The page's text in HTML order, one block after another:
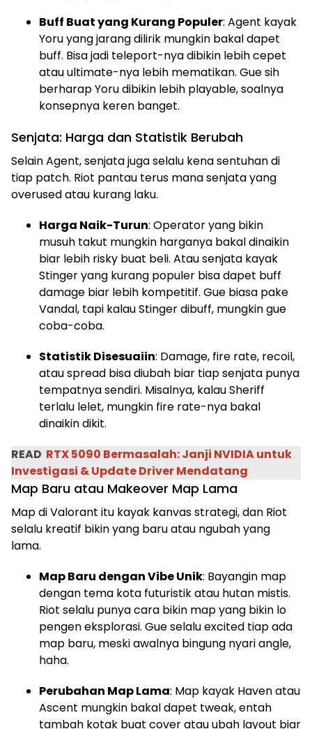
Buff Buat yang Kurang Populer: Agent kayak
Yoru yang jarang dilirik mungkin bakal dapet
buff. Bisa jadi teleport-nya dibikin lebih cepet
atau ultimate-nya lebih mematikan. Gue sih
berharap Yoru dibikin lebih playable, soalnya
konsepnya keren banget.
Senjata: Harga dan Statistik Berubah
Selain Agent, senjata juga selalu kena sentuhan di
tiap patch. Riot pantau terus mana senjata yang
overused atau kurang laku.
Harga Naik-Turun: Operator yang bikin
musuh takut mungkin harganya bakal dinaikin
biar lebih risky buat beli. Atau senjata kayak
Stinger yang kurang populer bisa dapet buff
damage biar lebih kompetitif. Gue biasa pake
Vandal, tapi kalau Stinger dibuff, mungkin gue
coba-coba.
Statistik Disesuaiin: Damage, fire rate, recoil,
atau spread bisa diubah biar tiap senjata punya
tempatnya sendiri. Misalnya, kalau Sheriff
terlalu lelet, mungkin fire rate-nya bakal
dinaikin dikit.
READ RTX 5090 Bermasalah: Janji NVIDIA untuk
Investigasi & Update Driver Mendatang
Map Baru atau Makeover Map Lama
Map di Valorant itu kayak kanvas strategi, dan Riot
selalu kreatif bikin yang baru atau ngubah yang
lama.
Map Baru dengan Vibe Unik: Bayangin map
dengan tema kota futuristik atau hutan mistis.
Riot selalu punya cara bikin map yang bikin lo
pengen eksplorasi. Gue selalu excited tiap ada
map baru, meski awalnya bingung nyari angle,
haha.
Perubahan Map Lama: Map kayak Haven atau
Ascent mungkin bakal dapet tweak, entah
tambah kotak buat cover atau ubah layout biar